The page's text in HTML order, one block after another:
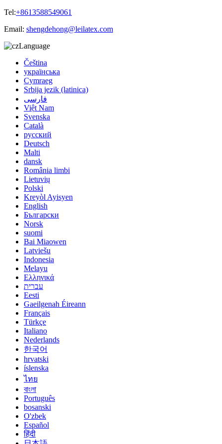
Tel:+8613588549061
Email: shengdehong@leilatex.com
Language
Čeština
українська
Cymraeg
Srbija jezik (latinica)
فارسی
Việt Nam
Svenska
Català
русский
Deutsch
Malti
dansk
România limbi
Lietuvių
Polski
Kreyòl Ayisyen
English
Български
Norsk
suomi
Bai Miaowen
Latviešu
Indonesia
Melayu
Ελληνικά
עברית
Eesti
Gaeilgenah Éireann
Français
Türkçe
Italiano
Nederlands
한국어
hrvatski
íslenska
ไทย
বাংলা
Português
bosanski
O'zbek
Español
हिंदी